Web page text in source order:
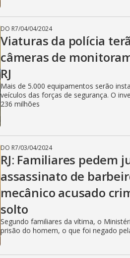
DO R7/04/04/2024
Viaturas da polícia
câmeras de
RJ
Mais de 5.000 equipamentos serão
veículos das forças de segurança. O
236 milhões
DO R7/03/04/2024
RJ: Familiares pedem
assassinato de
mecânico acusado
solto
Segundo familiares da vítima, o
prisão do homem, o que foi negado